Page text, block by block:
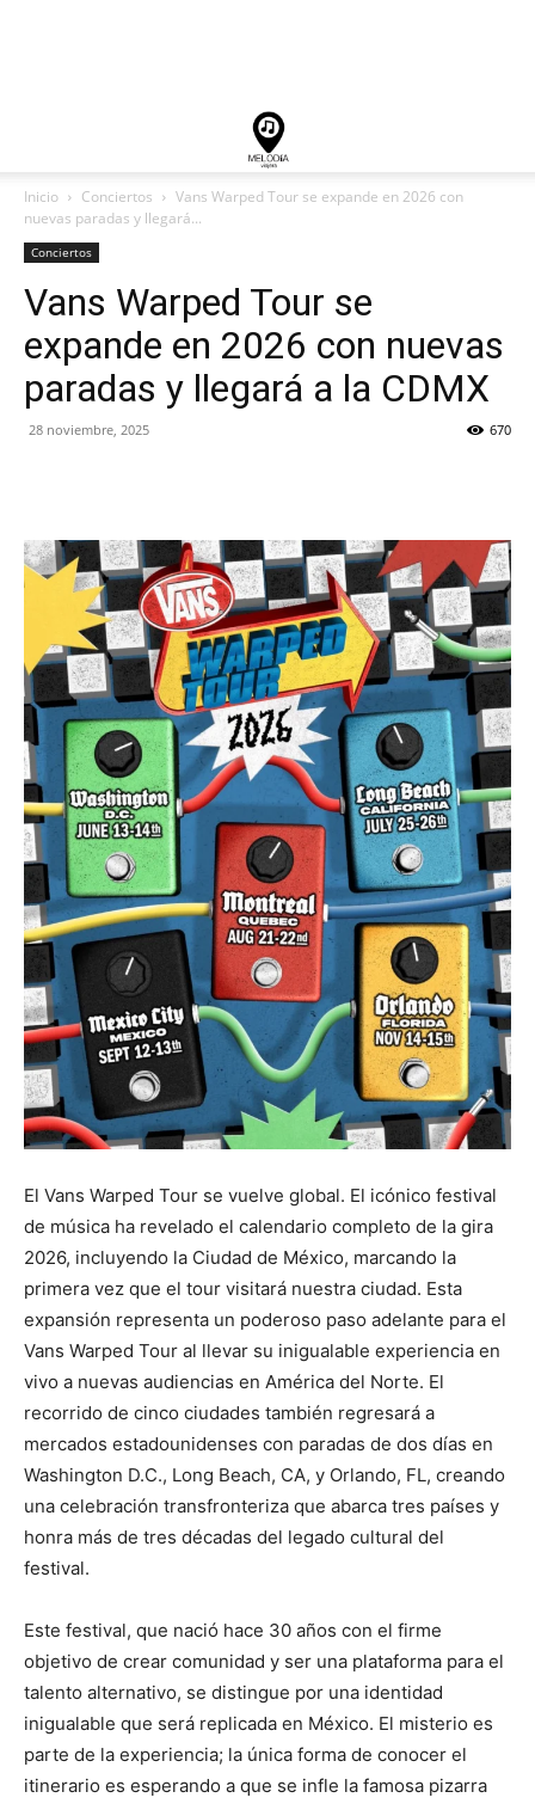
Inicio Conciertos
Vans Warped Tour se expande en 2026 con
nuevas paradas y llegará...
Conciertos
Vans Warped Tour se
expande en 2026 con nuevas
paradas y llegará a la CDMX
28 noviembre, 2025 670
El Vans Warped Tour se vuelve global. El icónico festival
de música ha revelado el calendario completo de la gira
2026, incluyendo la Ciudad de México, marcando la
primera vez que el tour visitará nuestra ciudad. Esta
expansión representa un poderoso paso adelante para el
Vans Warped Tour al llevar su inigualable experiencia en
vivo a nuevas audiencias en América del Norte. El
recorrido de cinco ciudades también regresará a
mercados estadounidenses con paradas de dos días en
Washington D.C., Long Beach, CA, y Orlando, FL, creando
una celebración transfronteriza que abarca tres países y
honra más de tres décadas del legado cultural del
festival.
Este festival, que nació hace 30 años con el firme
objetivo de crear comunidad y ser una plataforma para el
talento alternativo, se distingue por una identidad
inigualable que será replicada en México. El misterio es
parte de la experiencia; la única forma de conocer el
itinerario es esperando a que se infle la famosa pizarra